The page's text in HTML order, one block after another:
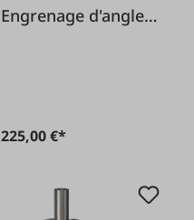
Engrenage d'angle
225,00 €*